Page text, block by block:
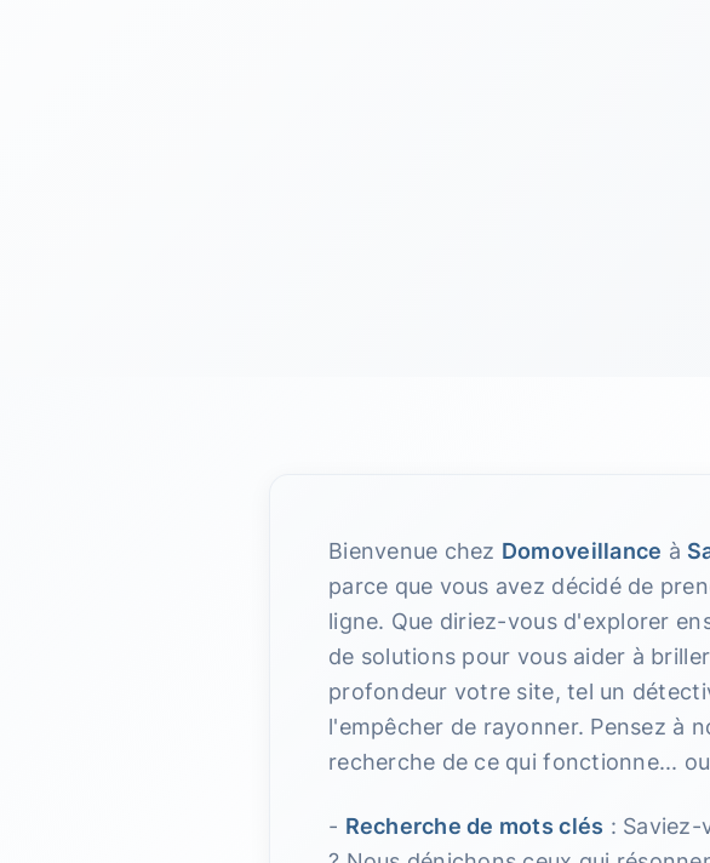
Bienvenue chez Domoveillance à
parce que vous avez décidé de
ligne. Que diriez-vous d'explorer
de solutions pour vous aider à
profondeur votre site, tel un
l'empêcher de rayonner. Pensez à
recherche de ce qui fonctionne...
- Recherche de mots clés :